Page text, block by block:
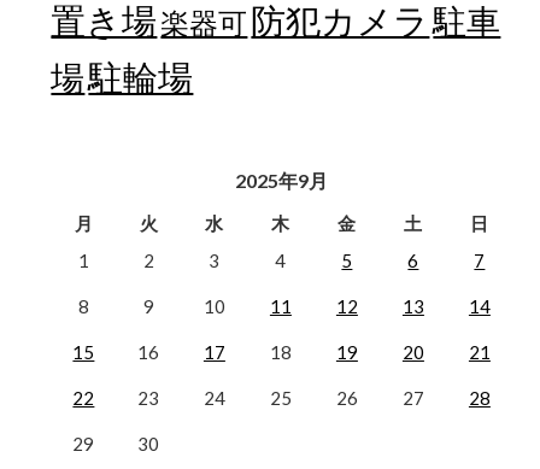
置き場楽器可防犯カメラ 駐車
場駐輪場
2025年9月
月 火 水 木 金 土
日
1
2 3 4 5 6 7
8 9 10 11 12 13 14
15 16 17 18 19 20 21
22 23 24 25 26 27 28
29
30